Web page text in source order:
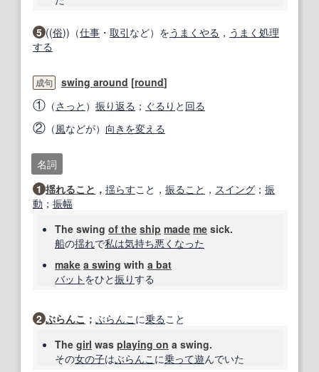
5 ((俗))（仕事 ・ 取引 など）をうまくやる ， うまく処理
する
成句 swing around [round]
① （さっと ） 振り返る ； ぐるり と 回る
② （風などが） 向き を変える
名詞
1 揺れること ， 揺らすこと， 振ること ， スイング ； 振
動 ； 振幅
The swing of the ship made me sick.
船の揺れで私は気持ち悪く なった
make a swing with a bat
バット をひと振りする
2 ぶらんこ ； ぶらんこ に乗ること
The girl was playing on a swing.
その女の子はぶらんこ に乗って遊んでいた